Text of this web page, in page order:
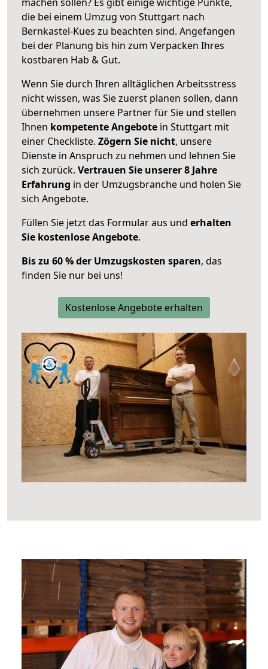
die bei einem Umzug von Stuttgart nach
Bernkastel-Kues zu beachten sind. Angefangen
bei der Planung bis hin zum Verpacken Ihres
kostbaren Hab & Gut.
Wenn Sie durch Ihren alltäglichen Arbeitsstress
nicht wissen, was Sie zuerst planen sollen, dann
übernehmen unsere Partner für Sie und stellen
Ihnen kompetente Angebote in Stuttgart mit
einer Checkliste. Zögern Sie nicht, unsere
Dienste in Anspruch zu nehmen und lehnen Sie
sich zurück. Vertrauen Sie unserer 8 Jahre
Erfahrung in der Umzugsbranche und holen Sie
sich Angebote.
Füllen Sie jetzt das Formular aus und erhalten
Sie kostenlose Angebote.
Bis zu 60 % der Umzugskosten sparen, das
finden Sie nur bei uns!
Kostenlose Angebote erhalten